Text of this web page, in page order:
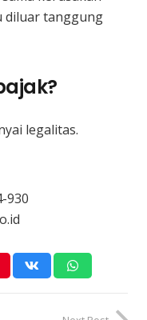
diluar tanggung
legalitas.
930